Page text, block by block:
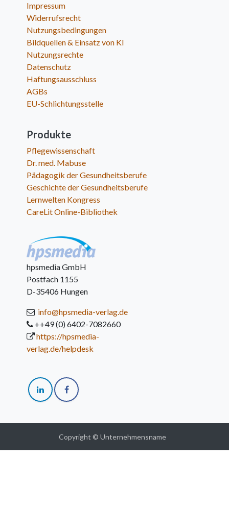
Impressum
Widerrufsrecht
Nutzungsbedingungen
Bildquellen & Einsatz von KI
Nutzungsrechte
Datenschutz
Haftungsausschluss
AGBs
EU-Schlichtungsstelle
Produkte
Pflegewissenschaft
Dr. med. Mabuse
Pädagogik der Gesundheitsberufe
Geschichte der Gesundheitsberufe
Lernwelten Kongress
CareLit Online-Bibliothek
hpsmedia GmbH
Postfach 1155
D-35406 Hungen
info@hpsmedia-verlag.de
++49 (0) 6402-7082660
https://hpsmedia-
verlag.de/helpdesk
Copyright © Unternehmensname